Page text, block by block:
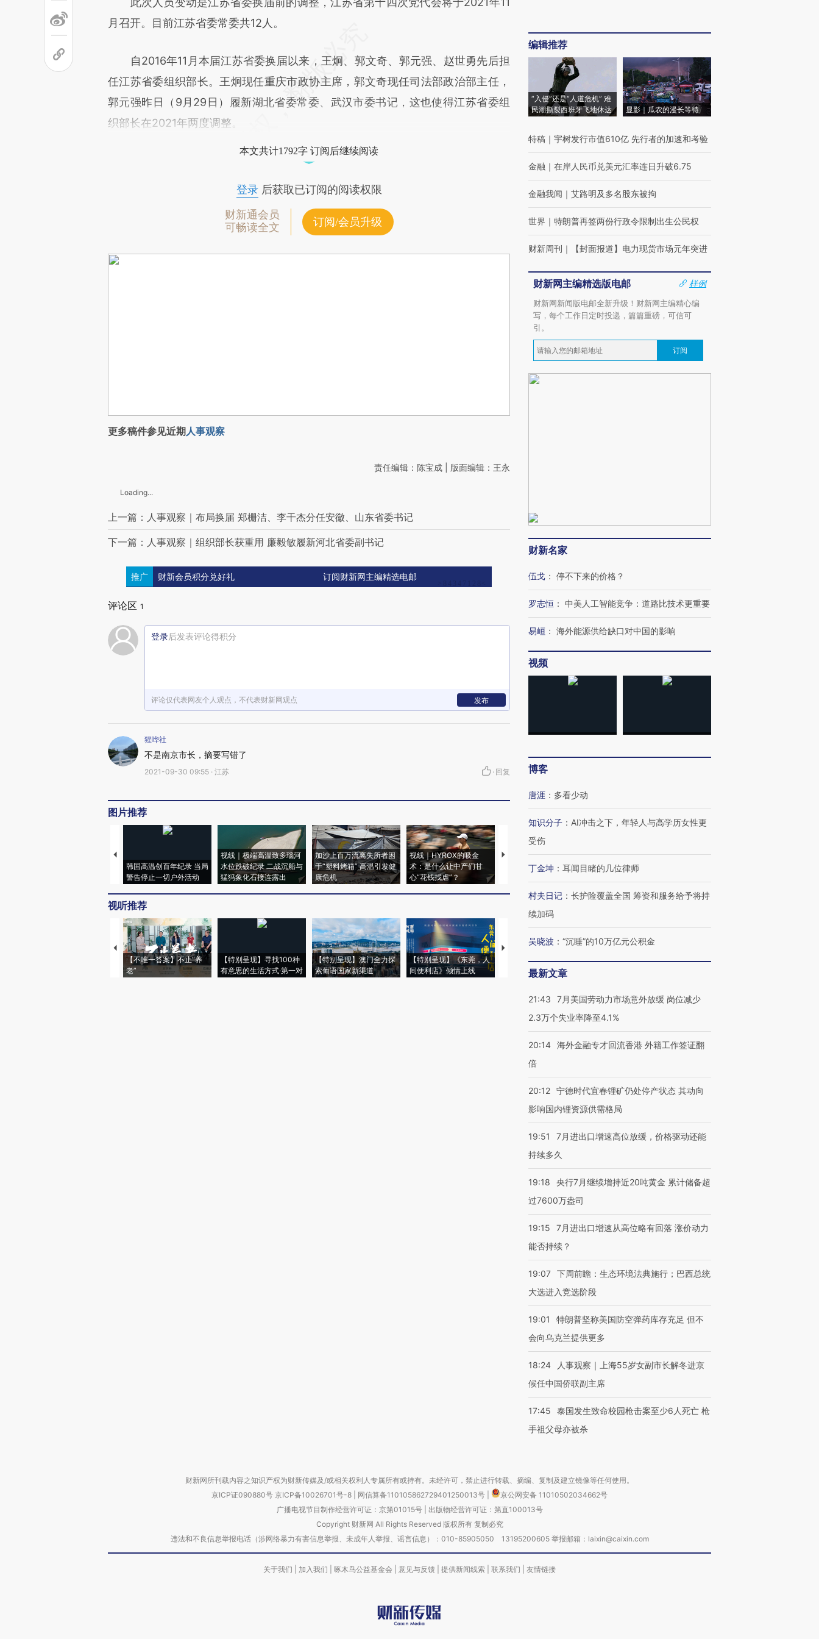
月召开。目前江苏省委常委共12人。
自2016年11月本届江苏省委换届以来，王炯、郭文奇、郭元强、赵世勇先后担
任江苏省委组织部长。王炯现任重庆市政协主席，郭文奇现任司法部政治部主任，
郭元强昨日（9月29日）履新湖北省委常委、武汉市委书记，这也使得江苏省委组
织部长在2021年两度调整。
本文共计1792字 订阅后继续阅读
登录后获取已订阅的阅读权限
财新通会员
可畅读全文
订阅/会员升级
更多稿件参见近期人事观察
责任编辑：陈宝成 | 版面编辑：王永
Loading...
上一篇：人事观察｜布局换届 郑栅洁、李干杰分任安徽、山东省委书记
下一篇：人事观察｜组织部长获重用 廉毅敏履新河北省委副书记
推广 财新会员积分兑好礼 订阅财新网主编精选电邮
评论区 1
登录后发表评论得积分
评论仅代表网友个人观点，不代表财新网观点 发布
猩哗社
不是南京市长，摘要写错了
2021-09-30 09:55 · 江苏 · 回复
图片推荐
韩国高温创百年纪录 当局
警告停止一切户外活动
视线｜极端高温致多瑙河
水位跌破纪录 二战沉船与
猛犸象化石接连露出
加沙上百万流离失所者困
于“塑料烤箱” 高温引发健
康危机
视线｜HYROX的吸金
术：是什么让中产们甘
心“花钱找虐”？
马航飞行员跨国走私7万
粒摇头丸 尿检体内含3种
视线｜被称为“蟑螂”的印
度Z世代 用街头抗争将教
视线｜“入侵”还是“人道危
视听推荐
【不唯一答案】不止“养
老”
【特别呈现】寻找100种
有意思的生活方式·第一对
【特别呈现】澳门全力探
索葡语国家新渠道
【特别呈现】《东莞，人
间便利店》倾情上线
【推广】走进第四届链博
会，让数智科技“链”接产
【特别呈现】寻找100种
CFO：不靠规模取胜，华
编辑推荐
“入侵”还是“人道危机” 难
民潮撕裂西班牙飞地休达
显影｜瓜农的漫长等待
特稿 ｜ 宇树发行市值610亿 先行者的加速和考验
金融 ｜ 在岸人民币兑美元汇率连日升破6.75
金融我闻 ｜ 艾路明及多名股东被拘
世界 ｜ 特朗普再签两份行政令限制出生公民权
财新周刊 ｜ 【封面报道】电力现货市场元年突进
财新网主编精选版电邮
样例
财新网新闻版电邮全新升级！财新网主编精心编
写，每个工作日定时投递，篇篇重磅，可信可
引。
订阅
财新名家
伍戈 ： 停不下来的价格？
罗志恒 ： 中美人工智能竞争：道路比技术更重要
易峘 ： 海外能源供给缺口对中国的影响
视频
博客
唐涯 ： 多看少动
知识分子 ： AI冲击之下，年轻人与高学历女性更
受伤
丁金坤 ： 耳闻目睹的几位律师
村夫日记 ： 长护险覆盖全国 筹资和服务给予将持
续加码
吴晓波 ： “沉睡”的10万亿元公积金
最新文章
21:43
7月美国劳动力市场意外放缓 岗位减少
2.3万个失业率降至4.1%
20:14 海外金融专才回流香港 外籍工作签证翻
倍
20:12 宁德时代宜春锂矿仍处停产状态 其动向
影响国内锂资源供需格局
19:51
7月进出口增速高位放缓，价格驱动还能
持续多久
19:18
央行7月继续增持近20吨黄金 累计储备超
过7600万盎司
19:15
7月进出口增速从高位略有回落 涨价动力
能否持续？
19:07 下周前瞻：生态环境法典施行；巴西总统
大选进入竞选阶段
19:01
特朗普坚称美国防空弹药库存充足 但不
会向乌克兰提供更多
18:24
人事观察｜上海55岁女副市长解冬进京
候任中国侨联副主席
17:45
泰国发生致命校园枪击案至少6人死亡 枪
手祖父母亦被杀
财新网所刊载内容之知识产权为财新传媒及/或相关权利人专属所有或持有。未经许可，禁止进行转载、摘编、复制及建立镜像等任何使用。
京ICP证090880号 京ICP备10026701号-8 网信算备110105862729401250013号
京公网安备 11010502034662号
广播电视节目制作经营许可证：京第01015号| 出版物经营许可证：第直100013号
Copyright 财新网 All Rights Reserved 版权所有 复制必究
违法和不良信息举报电话（涉网络暴力有害信息举报、未成年人举报、谣言信息）：010-85905050 13195200605 举报邮箱：laixin@caixin.com
关于我们 加入我们 啄木鸟公益基金会 意见与反馈 提供新闻线索 联系我们 友情链接